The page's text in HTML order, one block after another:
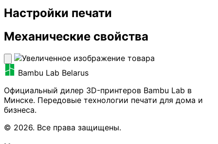
Настройки печати
Механические свойства
Bambu Lab Belarus
Официальный дилер 3D-принтеров Bambu Lab в
Минске. Передовые технологии печати для дома и
бизнеса.
© 2026. Все права защищены.